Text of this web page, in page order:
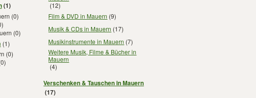
(1)
(0)
(0)
(1)
(0)
(12)
Film & DVD in Mauern (9)
Musik & CDs in Mauern (17)
Musikinstrumente in Mauern (7)
Weitere Musik, Filme & Bücher in
Mauern
(4)
Verschenken & Tauschen in Mauern
(17)